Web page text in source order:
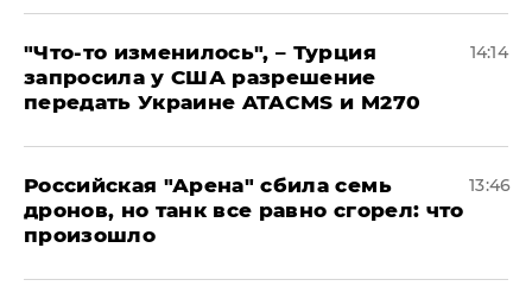
​"Что-то изменилось", – Турция
запросила у США разрешение
передать Украине ATACMS и M270
14:14
​Российская "Арена" сбила семь
дронов, но танк все равно сгорел: что
произошло
13:46